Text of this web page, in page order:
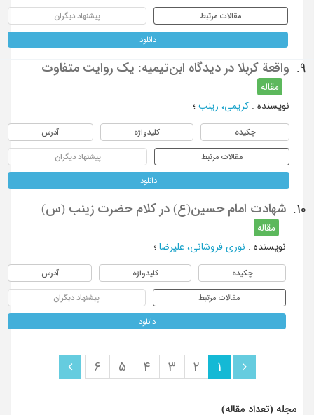
مقالات مرتبط پیشنهاد دیگران
دانلود
9. واقعة کربلا در دیدگاه ابن‌تیمیه: یک‌ روایت متفاوت
مقاله
نویسنده: کریمی، زینب؛
چکیده کلیدواژه آدرس
مقالات مرتبط پیشنهاد دیگران
دانلود
10. شهادت امام حسین(ع) در کلام حضرت زینب (س)
مقاله
نویسنده: نوری فروشانی، علیرضا؛
چکیده کلیدواژه آدرس
مقالات مرتبط پیشنهاد دیگران
دانلود
1
2
3
4
5
6
مجله (تعداد مقاله)